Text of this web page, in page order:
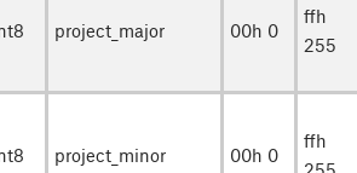
project_major 00h 0
ffh
255
project_minor 00h 0
ffh